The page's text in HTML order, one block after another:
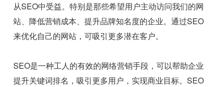
从SEO中受益。特别是那些希望用户主动访问我们的网
站、降低营销成本、提升品牌知名度的企业。通过SEO
来优化自己的网站，可吸引更多潜在客户。
SEO是一种工人的有效的网络营销手段，可以帮助企业
提升关键词排名，吸引更多用户，实现商业目标。SEO